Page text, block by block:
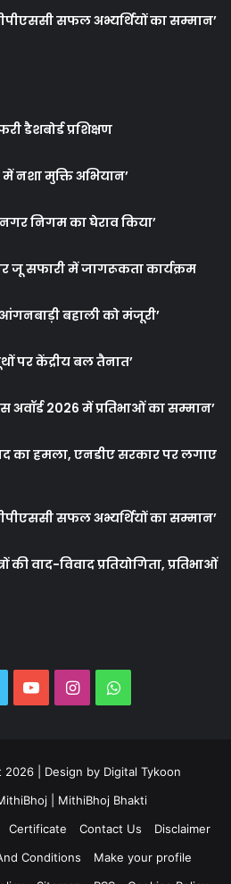
सफल अभ्यर्थियों का सम्मान’
डैशबोर्ड प्रशिक्षण
नशा मुक्ति अभियान’
निगम का घेराव किया’
जू सफारी में जागरूकता कार्यक्रम
बहाली को मंजूरी’
पर केंद्रीय बल तैनात’
2026 में प्रतिभाओं का सम्मान’
का हमला, एनडीए सरकार पर लगाए
सफल अभ्यर्थियों का सम्मान’
की वाद-विवाद प्रतियोगिता, प्रतिभाओं
YouTubeInstagramWhatsApp
2026 | Design by Digital Tykoon
MithiBhoj Bhakti
Certificate Contact Us
Disclaimer
Conditions
Make your profile